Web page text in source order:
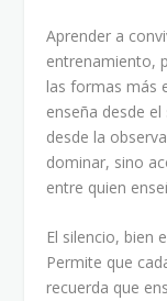
Aprender a
entrenamiento,
las formas más
enseña desde
desde la
dominar, sino
entre quien
El silencio, bien
Permite que
recuerda que